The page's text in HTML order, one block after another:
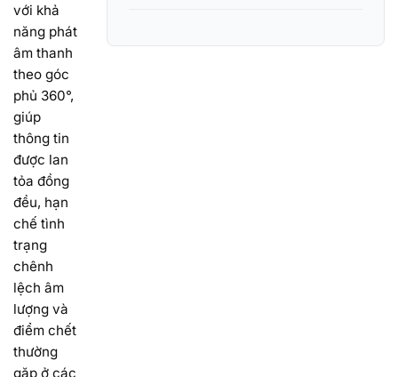
với khả
năng phát
âm thanh
theo góc
phủ 360°,
giúp
thông tin
được lan
tỏa đồng
đều, hạn
chế tình
trạng
chênh
lệch âm
lượng và
điểm chết
thường
gặp ở các